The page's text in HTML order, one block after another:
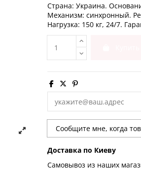
Страна: Украина.
Механизм: синхронный.
Нагрузка: 150 кг, 24/7.
Доставка по Киеву
Самовывоз из наших